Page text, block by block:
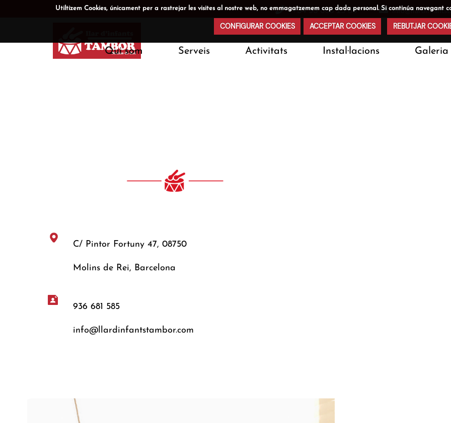
Utiltizem Cookies, únicament per a rastrejar les visites al nostre web, no emmagatzemem cap dada personal. Si continúa navegant
CONFIGURAR COOKIES ACCEPTAR COOKIES REBUTJAR
+34 93 668 15 85
Qui som Serveis Activitats Instal·lacions Galeria
C/ Pintor Fortuny 47, 08750
Molins de Rei, Barcelona
936 681 585
info@llardinfantstambor.com